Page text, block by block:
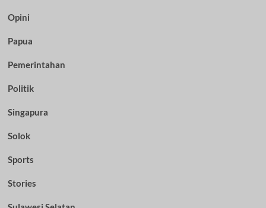
Opini
Papua
Pemerintahan
Politik
Singapura
Solok
Sports
Stories